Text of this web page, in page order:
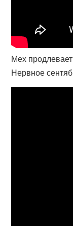
Мех
Нервное